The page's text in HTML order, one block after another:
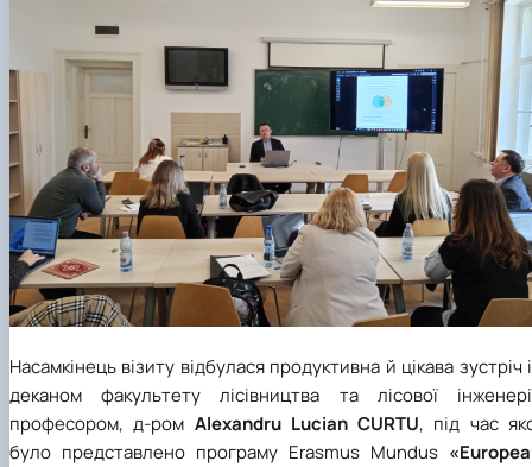
Насамкінець візиту відбулася продуктивна й цікава зустріч
деканом факультету лісівництва та лісової
професором, д-ром Alexandru Lucian CURTU, під час
було представлено програму Erasmus Mundus